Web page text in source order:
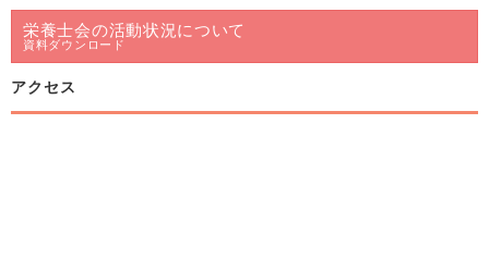
栄養士会の活動状況について
資料ダウンロード
アクセス